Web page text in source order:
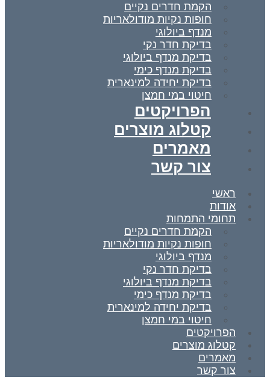
הקמת חדרים נקיים
חופות נקיות מודולאריות
מנדף ביולוגי
בדיקת חדר נקי
בדיקת מנדף ביולוגי
בדיקת מנדף כימי
בדיקת יחידה למינארית
חיטוי במי חמצן
הפרויקטים
קטלוג מוצרים
מאמרים
צור קשר
ראשי
אודות
תחומי התמחות
הקמת חדרים נקיים
חופות נקיות מודולאריות
מנדף ביולוגי
בדיקת חדר נקי
בדיקת מנדף ביולוגי
בדיקת מנדף כימי
בדיקת יחידה למינארית
חיטוי במי חמצן
הפרויקטים
קטלוג מוצרים
מאמרים
צור קשר